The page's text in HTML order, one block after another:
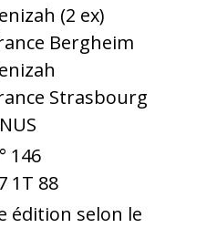
(2 ex)
Bergheim
Strasbourg
146
1T 88
édition selon le